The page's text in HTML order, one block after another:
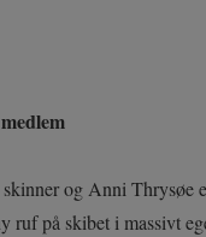
og Anni
ruf på skibet i massivt